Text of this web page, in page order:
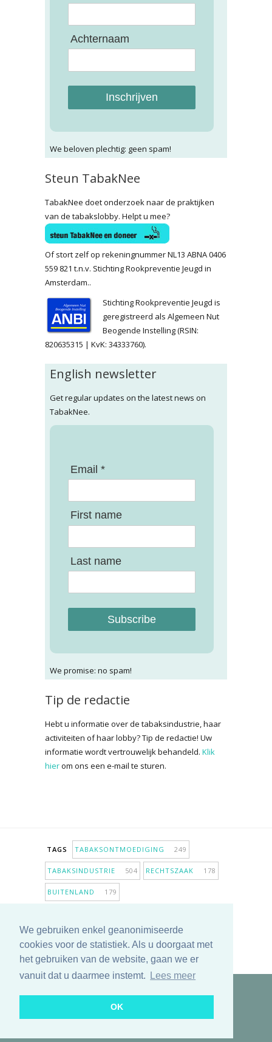
We gebruiken enkel geanonimiseerde
cookies voor de statistiek. Als u doorgaat met
het gebruiken van de website, gaan we er
vanuit dat u daarmee instemt.
Lees meer
OK
Achternaam
Inschrijven
We beloven plechtig: geen spam!
Steun TabakNee
TabakNee doet onderzoek naar de praktijken
van de tabakslobby. Helpt u mee?
Of stort zelf op rekeningnummer NL13 ABNA 0406
559 821 t.n.v. Stichting Rookpreventie Jeugd in
Amsterdam..
Stichting Rookpreventie Jeugd is
geregistreerd als Algemeen Nut
Beogende Instelling (RSIN:
820635315 | KvK: 34333760).
English newsletter
Get regular updates on the latest news on
TabakNee.
Email *
First name
Last name
Subscribe
We promise: no spam!
Tip de redactie
Hebt u informatie over de tabaksindustrie, haar
activiteiten of haar lobby? Tip de redactie! Uw
informatie wordt vertrouwelijk behandeld. Klik
hierom ons een e-mail te sturen.
TAGS TABAKSONTMOEDIGING 249
TABAKSINDUSTRIE 504 RECHTSZAAK 178
BUITENLAND 179
ANTIROOKBELEID307 ONDERZOEK
MEER TAGS TONEN
Copyright © 2025 TabakNee - Rookpreventie Jeugd